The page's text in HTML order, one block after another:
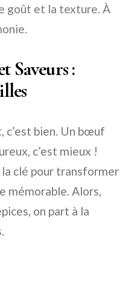
goût et la texture. À
Saveurs :
c’est bien. Un bœuf
c’est mieux !
la clé pour transformer
mémorable. Alors,
on part à la